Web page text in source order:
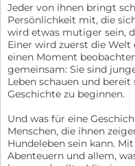
Jeder von ihnen bringt
Persönlichkeit mit, die
wird etwas mutiger sein,
Einer wird zuerst die Welt
einen Moment
gemeinsam: Sie sind
Leben schauen und
Geschichte zu beginnen.
Und was für eine
Menschen, die ihnen
Hundeleben sein kann.
Abenteuern und allem,